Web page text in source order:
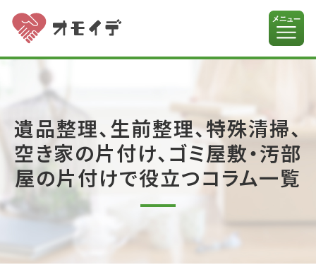
遺品整理、生前整理、特殊清掃、
空き家の片付け、ゴミ屋敷・汚部
屋の片付けで役立つコラム一覧